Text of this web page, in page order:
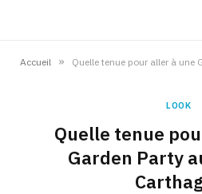
Accueil »
LOOK
Quelle tenue
Garden Party